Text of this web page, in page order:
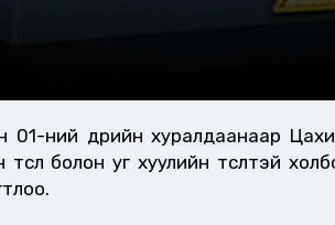
ний өдрийн хуралдаанаар
болон уг хуулийн төсөлтэй